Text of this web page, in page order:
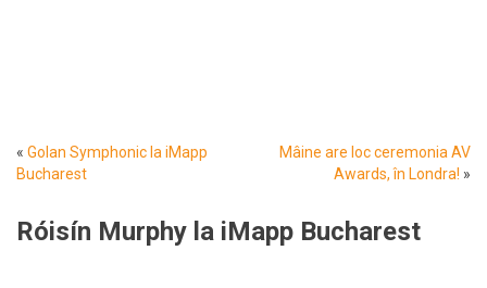
« Golan Symphonic la iMapp
Bucharest
Mâine are loc ceremonia AV
Awards, în Londra! »
Róisín Murphy la iMapp Bucharest